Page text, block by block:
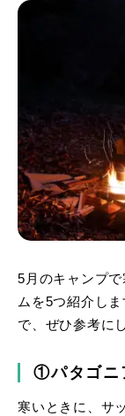
5月のキャンプ
ムを5つ紹介し
で、ぜひ参考に
①パタゴニ
寒いときに、サ